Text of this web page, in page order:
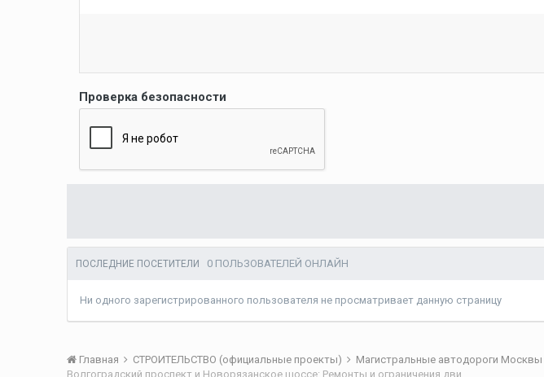
Проверка безопасности
ПОСЛЕДНИЕ ПОСЕТИТЕЛИ 0 ПОЛЬЗОВАТЕЛЕЙ ОНЛАЙН
Ни одного зарегистрированного пользователя не просматривает данную страницу
Главная СТРОИТЕЛЬСТВО (официальные проекты) Магистральные автодороги Москвы